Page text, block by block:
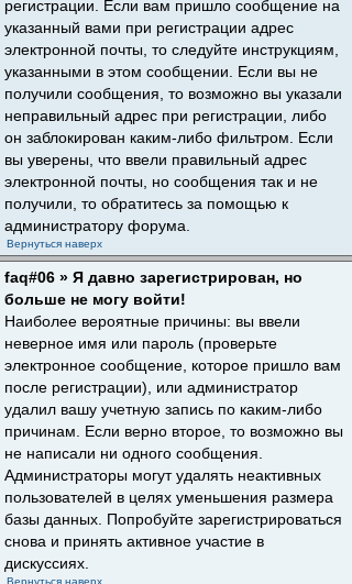
регистрации. Если вам пришло сообщение на
указанный вами при регистрации адрес
электронной почты, то следуйте инструкциям,
указанными в этом сообщении. Если вы не
получили сообщения, то возможно вы указали
неправильный адрес при регистрации, либо
он заблокирован каким-либо фильтром. Если
вы уверены, что ввели правильный адрес
электронной почты, но сообщения так и не
получили, то обратитесь за помощью к
администратору форума.
Вернуться наверх
faq#06 » Я давно зарегистрирован, но
больше не могу войти!
Наиболее вероятные причины: вы ввели
неверное имя или пароль (проверьте
электронное сообщение, которое пришло вам
после регистрации), или администратор
удалил вашу учетную запись по каким-либо
причинам. Если верно второе, то возможно вы
не написали ни одного сообщения.
Администраторы могут удалять неактивных
пользователей в целях уменьшения размера
базы данных. Попробуйте зарегистрироваться
снова и принять активное участие в
дискуссиях.
Вернуться наверх